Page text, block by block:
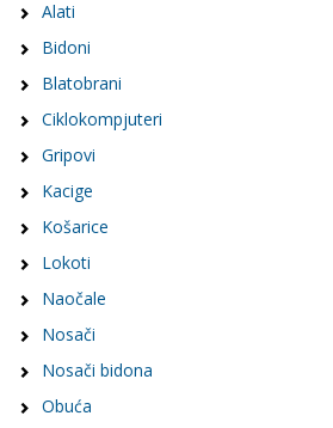
Alati
Bidoni
Blatobrani
Ciklokompjuteri
Gripovi
Kacige
Košarice
Lokoti
Naočale
Nosači
Nosači bidona
Obuća